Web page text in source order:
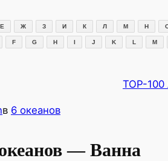
Е Ж З И К Л М Н
F G H I J K L M
TOP-
в 6 океанов
— Ванна